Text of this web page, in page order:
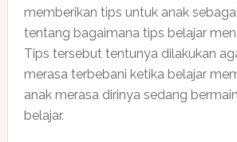
memberikan tips untuk anak
tentang bagaimana tips belajar
Tips tersebut tentunya dilakukan
merasa terbebani ketika belajar
anak merasa dirinya sedang
belajar.